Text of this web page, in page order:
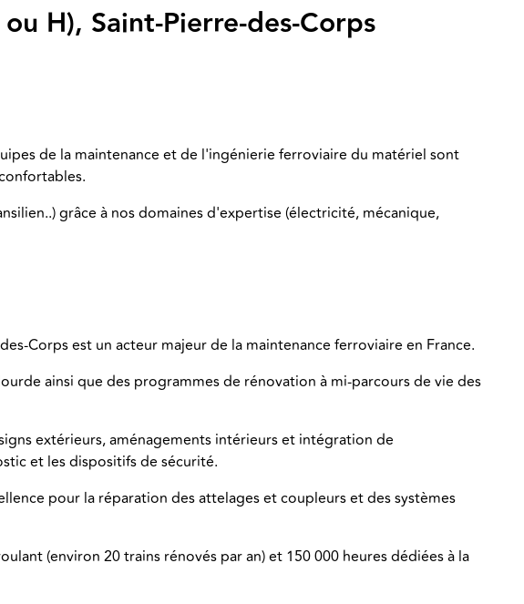
H), Saint-Pierre-des-Corps
de la maintenance et de l'ingénierie ferroviaire du matériel sont
grâce à nos domaines d'expertise (électricité, mécanique,
Corps est un acteur majeur de la maintenance ferroviaire en France.
ainsi que des programmes de rénovation à mi-parcours de vie des
extérieurs, aménagements intérieurs et intégration de
et les dispositifs de sécurité.
pour la réparation des attelages et coupleurs et des systèmes
(environ 20 trains rénovés par an) et 150 000 heures dédiées à la